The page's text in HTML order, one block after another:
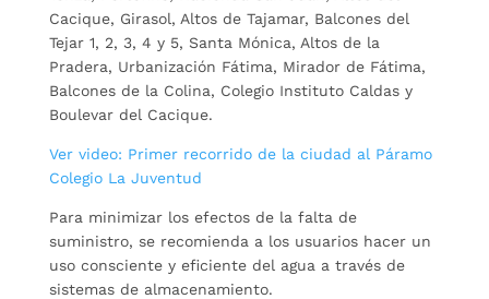
Cacique, Girasol, Altos de Tajamar, Balcones del
Tejar 1, 2, 3, 4 y 5, Santa Mónica, Altos de la
Pradera, Urbanización Fátima, Mirador de Fátima,
Balcones de la Colina, Colegio Instituto Caldas y
Boulevar del Cacique.
Ver video: Primer recorrido de la ciudad al Páramo
Colegio La Juventud
Para minimizar los efectos de la falta de
suministro, se recomienda a los usuarios hacer un
uso consciente y eficiente del agua a través de
sistemas de almacenamiento.